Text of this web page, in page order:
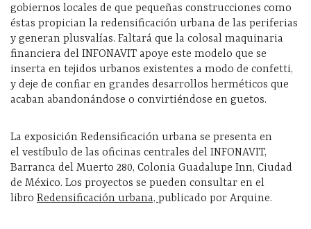
gobiernos locales de que pequeñas construcciones como
éstas propician la redensificación urbana de las periferias
y generan plusvalías. Faltará que la colosal maquinaria
financiera del INFONAVIT apoye este modelo que se
inserta en tejidos urbanos existentes a modo de confetti,
y deje de confiar en grandes desarrollos herméticos que
acaban abandonándose o convirtiéndose en guetos.
La exposición Redensificación urbana se presenta en
el vestíbulo de las oficinas centrales del INFONAVIT,
Barranca del Muerto 280, Colonia Guadalupe Inn, Ciudad
de México. Los proyectos se pueden consultar en el
libro Redensificación urbana, publicado por Arquine.